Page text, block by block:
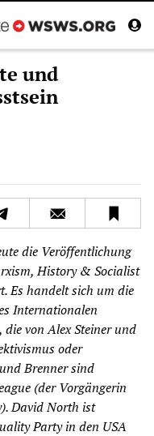
und
die Veröffentlichung
History & Socialist
Es handelt sich um die
Internationalen
von Alex Steiner und
oder
Brenner sind
(der Vorgängerin
David North ist
Party in den USA